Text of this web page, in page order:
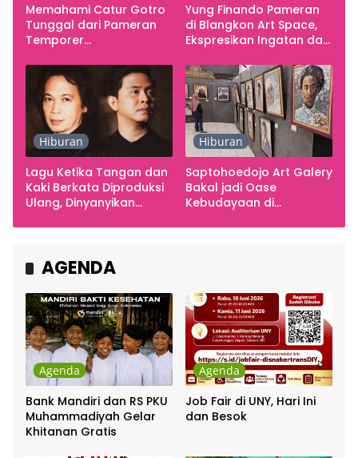
Memahami Catur Gotro
Tunggal dari Pameran
Temporer
Yung Finando Pameran
di Blangkon Art Space,
Ekspresikan Ingatan dan
Hiburan
Lagu Ketika Tangan dan
Kaki Berkata Diproduksi
Ulang, Dinyanyikan
Hiburan
Saptohoedojo Art Galery
Bakal jadi Oase
Kebudayaan di
AGENDA
Agenda
Bank Mandiri dan RS PKU
Muhammadiyah Gelar
Khitanan Gratis
Agenda
Job Fair di UNY, Hari Ini
dan Besok